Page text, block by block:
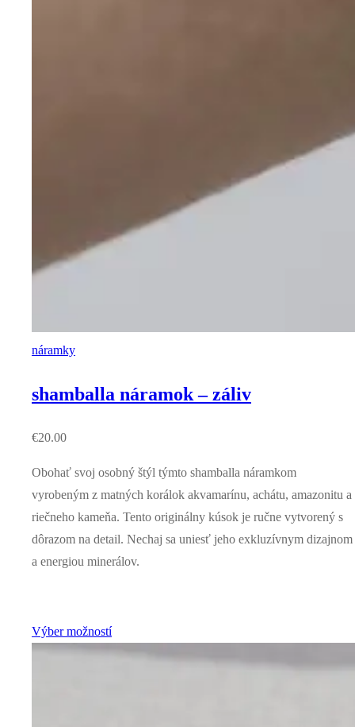
náramky
shamballa náramok – záliv
€20.00
Obohať svoj osobný štýl týmto shamballa náramkom
vyrobeným z matných korálok akvamarínu, achátu, amazonitu a
riečneho kameňa. Tento originálny kúsok je ručne vytvorený s
dôrazom na detail. Nechaj sa uniesť jeho exkluzívnym dizajnom
a energiou minerálov.
Výber možností